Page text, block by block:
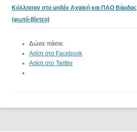
Κόλλησαν στο μηδέν Αχαϊκή και ΠΑΟ Βάρδας
(φωτό-βίντεο)
Δώσε πάσα:
Ασίστ στο Facebook
Ασίστ στο Twitter